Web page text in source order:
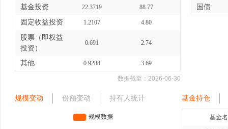
基金投资 22.3719 88.77
固定收益投资 1.2107 4.80
股票（即权益
投资）
0.691 2.74
其他 0.9288 3.69
数据截至： 2026-06-30
国债
规模变动 份额变动 持有人统计 基金持仓
基金